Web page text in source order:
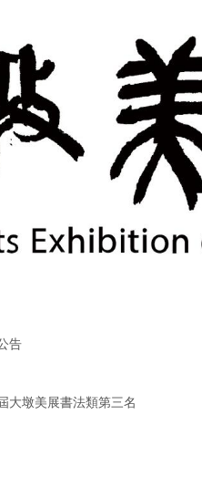
告
大墩美展書法類第三名